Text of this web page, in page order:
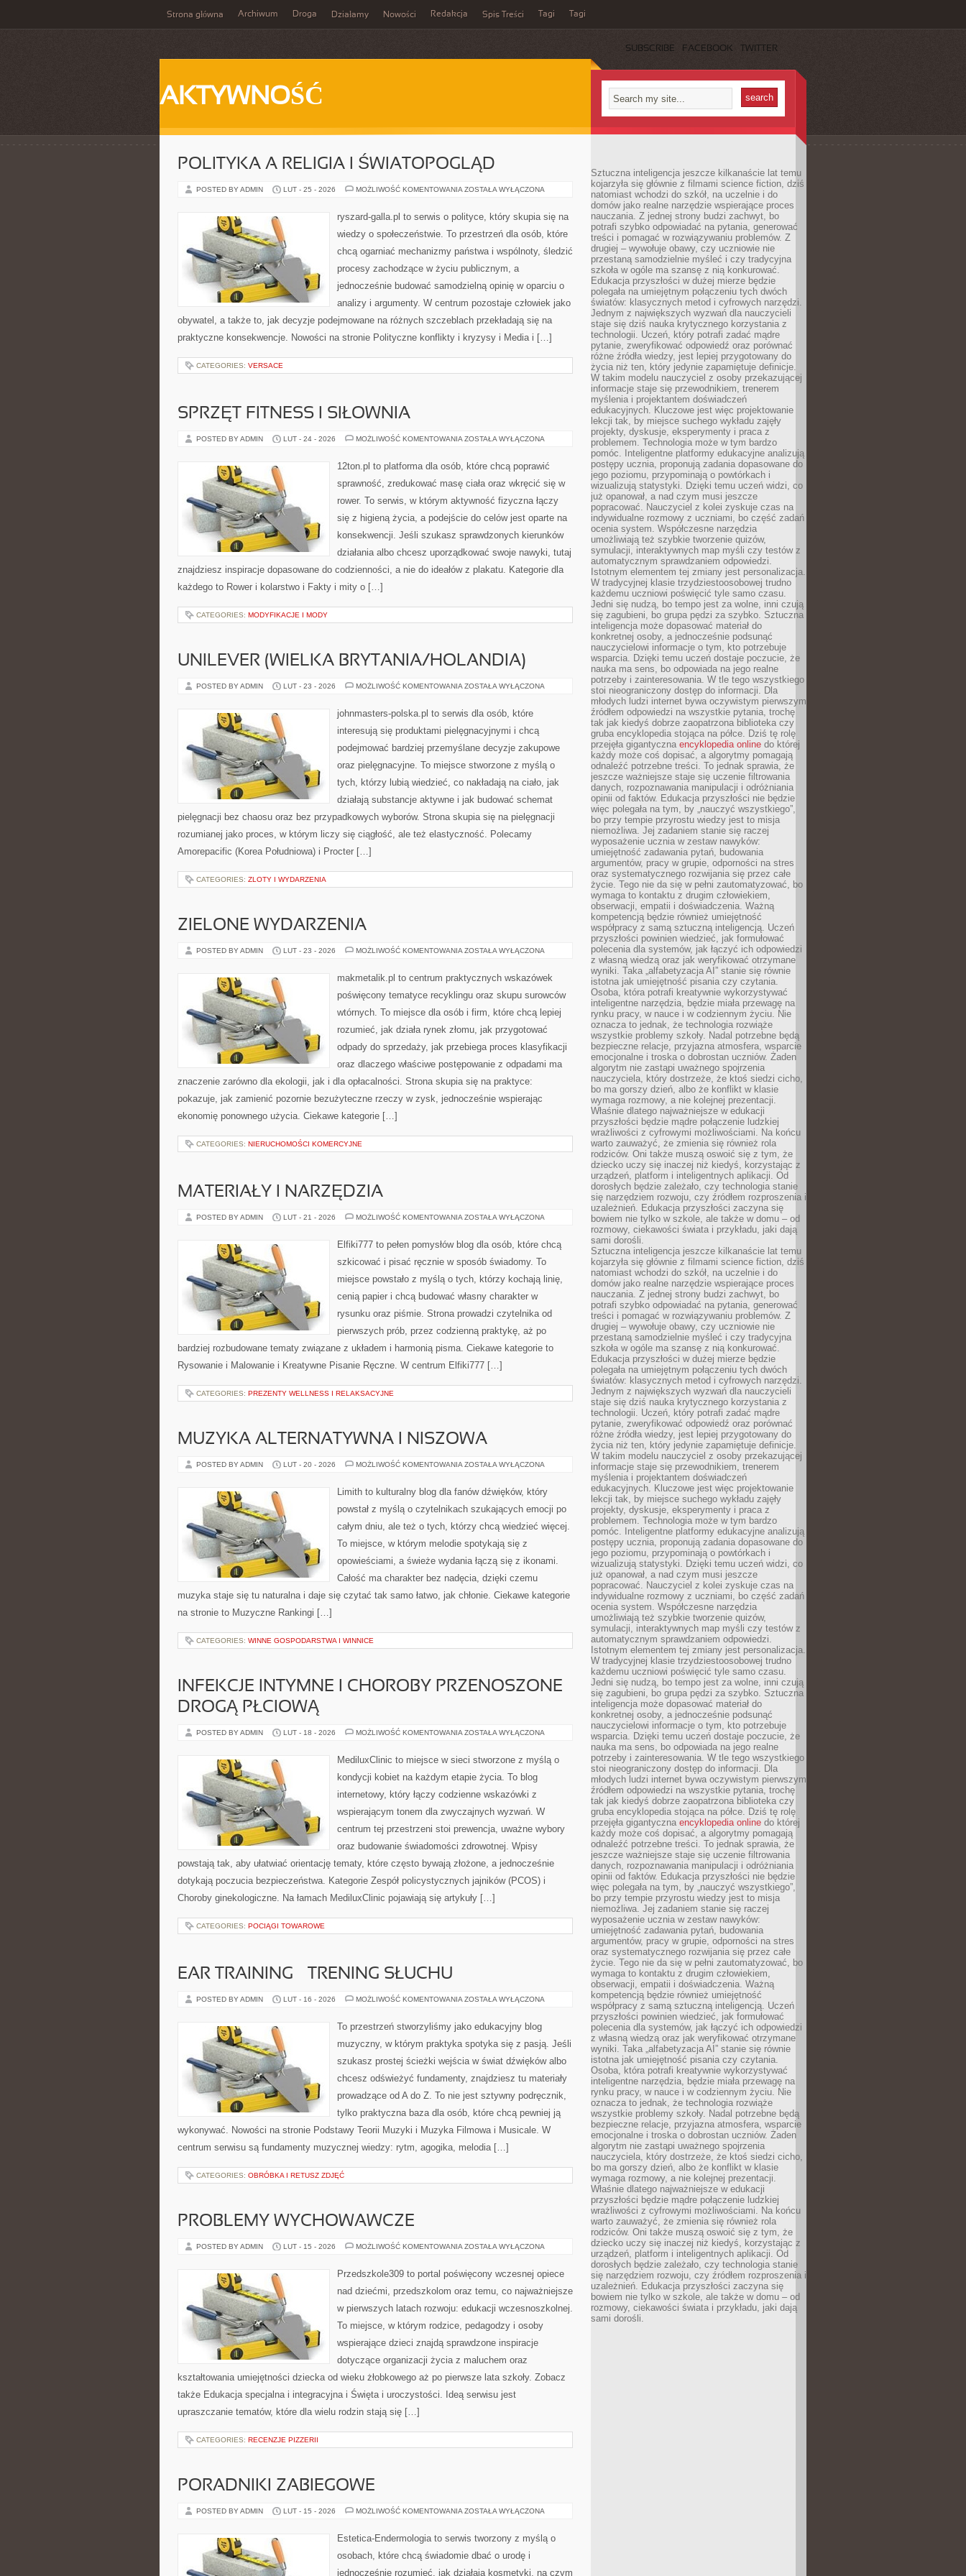
Strona główna Archiwum Droga Działamy Nowości Redakcja Spis Treści Tagi Tagi
SUBSCRIBE FACEBOOK TWITTER
AKTYWNOŚĆ
POLITYKA A RELIGIA I ŚWIATOPOGLĄD
POSTED BY ADMIN LUT - 25 - 2026 MOŻLIWOŚĆ KOMENTOWANIA POLITYKA
I
ŚWIATOPOGLĄD
ZOSTAŁA WYŁĄCZONA
ryszard-galla.pl to serwis o polityce, który skupia się na
wiedzy o społeczeństwie. To przestrzeń dla osób, które
chcą ogarniać mechanizmy państwa i wspólnoty, śledzić
procesy zachodzące w życiu publicznym, a
jednocześnie budować samodzielną opinię w oparciu o
analizy i argumenty. W centrum pozostaje człowiek jako
obywatel, a także to, jak decyzje podejmowane na różnych szczeblach przekładają się na
praktyczne konsekwencje. Nowości na stronie Polityczne konflikty i kryzysy i Media i […]
CATEGORIES: VERSACE
SPRZĘT FITNESS I SIŁOWNIA
POSTED BY ADMIN LUT - 24 - 2026 MOŻLIWOŚĆ KOMENTOWANIA SPRZĘT
SIŁOWNIA
ZOSTAŁA WYŁĄCZONA
12ton.pl to platforma dla osób, które chcą poprawić
sprawność, zredukować masę ciała oraz wkręcić się w
rower. To serwis, w którym aktywność fizyczna łączy
się z higieną życia, a podejście do celów jest oparte na
konsekwencji. Jeśli szukasz sprawdzonych kierunków
działania albo chcesz uporządkować swoje nawyki, tutaj
znajdziesz inspiracje dopasowane do codzienności, a nie do ideałów z plakatu. Kategorie dla
każdego to Rower i kolarstwo i Fakty i mity o […]
CATEGORIES: MODYFIKACJE I MODY
UNILEVER (WIELKA BRYTANIA/HOLANDIA)
POSTED BY ADMIN LUT - 23 - 2026 MOŻLIWOŚĆ KOMENTOWANIA UNILEVER
ZOSTAŁA WYŁĄCZONA
johnmasters-polska.pl to serwis dla osób, które
interesują się produktami pielęgnacyjnymi i chcą
podejmować bardziej przemyślane decyzje zakupowe
oraz pielęgnacyjne. To miejsce stworzone z myślą o
tych, którzy lubią wiedzieć, co nakładają na ciało, jak
działają substancje aktywne i jak budować schemat
pielęgnacji bez chaosu oraz bez przypadkowych wyborów. Strona skupia się na pielęgnacji
rozumianej jako proces, w którym liczy się ciągłość, ale też elastyczność. Polecamy
Amorepacific (Korea Południowa) i Procter […]
CATEGORIES: ZLOTY I WYDARZENIA
ZIELONE WYDARZENIA
POSTED BY ADMIN LUT - 23 - 2026 MOŻLIWOŚĆ KOMENTOWANIA ZIELONE
ZOSTAŁA WYŁĄCZONA
makmetalik.pl to centrum praktycznych wskazówek
poświęcony tematyce recyklingu oraz skupu surowców
wtórnych. To miejsce dla osób i firm, które chcą lepiej
rozumieć, jak działa rynek złomu, jak przygotować
odpady do sprzedaży, jak przebiega proces klasyfikacji
oraz dlaczego właściwe postępowanie z odpadami ma
znaczenie zarówno dla ekologii, jak i dla opłacalności. Strona skupia się na praktyce:
pokazuje, jak zamienić pozornie bezużyteczne rzeczy w zysk, jednocześnie wspierając
ekonomię ponownego użycia. Ciekawe kategorie […]
CATEGORIES: NIERUCHOMOŚCI KOMERCYJNE
MATERIAŁY I NARZĘDZIA
POSTED BY ADMIN LUT - 21 - 2026 MOŻLIWOŚĆ KOMENTOWANIA MATERIAŁY
ZOSTAŁA WYŁĄCZONA
Elfiki777 to pełen pomysłów blog dla osób, które chcą
szkicować i pisać ręcznie w sposób świadomy. To
miejsce powstało z myślą o tych, którzy kochają linię,
cenią papier i chcą budować własny charakter w
rysunku oraz piśmie. Strona prowadzi czytelnika od
pierwszych prób, przez codzienną praktykę, aż po
bardziej rozbudowane tematy związane z układem i harmonią pisma. Ciekawe kategorie to
Rysowanie i Malowanie i Kreatywne Pisanie Ręczne. W centrum Elfiki777 […]
CATEGORIES: PREZENTY WELLNESS I RELAKSACYJNE
MUZYKA ALTERNATYWNA I NISZOWA
POSTED BY ADMIN LUT - 20 - 2026 MOŻLIWOŚĆ KOMENTOWANIA MUZYKA
NISZOWA
ZOSTAŁA WYŁĄCZONA
Limith to kulturalny blog dla fanów dźwięków, który
powstał z myślą o czytelnikach szukających emocji po
całym dniu, ale też o tych, którzy chcą wiedzieć więcej.
To miejsce, w którym melodie spotykają się z
opowieściami, a świeże wydania łączą się z ikonami.
Całość ma charakter bez nadęcia, dzięki czemu
muzyka staje się tu naturalna i daje się czytać tak samo łatwo, jak chłonie. Ciekawe kategorie
na stronie to Muzyczne Rankingi […]
CATEGORIES: WINNE GOSPODARSTWA I WINNICE
INFEKCJE INTYMNE I CHOROBY PRZENOSZONE
DROGĄ PŁCIOWĄ
POSTED BY ADMIN LUT - 18 - 2026 MOŻLIWOŚĆ KOMENTOWANIA INFEKCJE
CHOROBY
PRZENOSZONE
PŁCIOWĄ
ZOSTAŁA WYŁĄCZONA
MediluxClinic to miejsce w sieci stworzone z myślą o
kondycji kobiet na każdym etapie życia. To blog
internetowy, który łączy codzienne wskazówki z
wspierającym tonem dla zwyczajnych wyzwań. W
centrum tej przestrzeni stoi prewencja, uważne wybory
oraz budowanie świadomości zdrowotnej. Wpisy
powstają tak, aby ułatwiać orientację tematy, które często bywają złożone, a jednocześnie
dotykają poczucia bezpieczeństwa. Kategorie Zespół policystycznych jajników (PCOS) i
Choroby ginekologiczne. Na łamach MediluxClinic pojawiają się artykuły […]
CATEGORIES: POCIĄGI TOWAROWE
EAR TRAINING – TRENING SŁUCHU
POSTED BY ADMIN LUT - 16 - 2026 MOŻLIWOŚĆ KOMENTOWANIA EAR
TRENING
SŁUCHU
ZOSTAŁA WYŁĄCZONA
To przestrzeń stworzyliśmy jako edukacyjny blog
muzyczny, w którym praktyka spotyka się z pasją. Jeśli
szukasz prostej ścieżki wejścia w świat dźwięków albo
chcesz odświeżyć fundamenty, znajdziesz tu materiały
prowadzące od A do Z. To nie jest sztywny podręcznik,
tylko praktyczna baza dla osób, które chcą pewniej ją
wykonywać. Nowości na stronie Podstawy Teorii Muzyki i Muzyka Filmowa i Musicale. W
centrum serwisu są fundamenty muzycznej wiedzy: rytm, agogika, melodia […]
CATEGORIES: OBRÓBKA I RETUSZ ZDJĘĆ
PROBLEMY WYCHOWAWCZE
POSTED BY ADMIN LUT - 15 - 2026 MOŻLIWOŚĆ KOMENTOWANIA PROBLEMY
ZOSTAŁA WYŁĄCZONA
Przedszkole309 to portal poświęcony wczesnej opiece
nad dziećmi, przedszkolom oraz temu, co najważniejsze
w pierwszych latach rozwoju: edukacji wczesnoszkolnej.
To miejsce, w którym rodzice, pedagodzy i osoby
wspierające dzieci znajdą sprawdzone inspiracje
dotyczące organizacji życia z maluchem oraz
kształtowania umiejętności dziecka od wieku żłobkowego aż po pierwsze lata szkoły. Zobacz
także Edukacja specjalna i integracyjna i Święta i uroczystości. Ideą serwisu jest
upraszczanie tematów, które dla wielu rodzin stają się […]
CATEGORIES: RECENZJE PIZZERII
PORADNIKI ZABIEGOWE
POSTED BY ADMIN LUT - 15 - 2026 MOŻLIWOŚĆ KOMENTOWANIA PORADNIKI
ZOSTAŁA WYŁĄCZONA
Estetica-Endermologia to serwis tworzony z myślą o
osobach, które chcą świadomie dbać o urodę i
jednocześnie rozumieć, jak działają kosmetyki, na czym
Sztuczna inteligencja jeszcze kilkanaście lat temu
kojarzyła się głównie z filmami science fiction, dziś
natomiast wchodzi do szkół, na uczelnie i do
domów jako realne narzędzie wspierające proces
nauczania. Z jednej strony budzi zachwyt, bo
potrafi szybko odpowiadać na pytania, generować
treści i pomagać w rozwiązywaniu problemów. Z
drugiej – wywołuje obawy, czy uczniowie nie
przestaną samodzielnie myśleć i czy tradycyjna
szkoła w ogóle ma szansę z nią konkurować.
Edukacja przyszłości w dużej mierze będzie
polegała na umiejętnym połączeniu tych dwóch
światów: klasycznych metod i cyfrowych narzędzi.
Jednym z największych wyzwań dla nauczycieli
staje się dziś nauka krytycznego korzystania z
technologii. Uczeń, który potrafi zadać mądre
pytanie, zweryfikować odpowiedź oraz porównać
różne źródła wiedzy, jest lepiej przygotowany do
życia niż ten, który jedynie zapamiętuje definicje.
W takim modelu nauczyciel z osoby przekazującej
informacje staje się przewodnikiem, trenerem
myślenia i projektantem doświadczeń
edukacyjnych. Kluczowe jest więc projektowanie
lekcji tak, by miejsce suchego wykładu zajęły
projekty, dyskusje, eksperymenty i praca z
problemem. Technologia może w tym bardzo
pomóc. Inteligentne platformy edukacyjne analizują
postępy ucznia, proponują zadania dopasowane do
jego poziomu, przypominają o powtórkach i
wizualizują statystyki. Dzięki temu uczeń widzi, co
już opanował, a nad czym musi jeszcze
popracować. Nauczyciel z kolei zyskuje czas na
indywidualne rozmowy z uczniami, bo część zadań
ocenia system. Współczesne narzędzia
umożliwiają też szybkie tworzenie quizów,
symulacji, interaktywnych map myśli czy testów z
automatycznym sprawdzaniem odpowiedzi.
Istotnym elementem tej zmiany jest personalizacja.
W tradycyjnej klasie trzydziestoosobowej trudno
każdemu uczniowi poświęcić tyle samo czasu.
Jedni się nudzą, bo tempo jest za wolne, inni czują
się zagubieni, bo grupa pędzi za szybko. Sztuczna
inteligencja może dopasować materiał do
konkretnej osoby, a jednocześnie podsunąć
nauczycielowi informacje o tym, kto potrzebuje
wsparcia. Dzięki temu uczeń dostaje poczucie, że
nauka ma sens, bo odpowiada na jego realne
potrzeby i zainteresowania. W tle tego wszystkiego
stoi nieograniczony dostęp do informacji. Dla
młodych ludzi internet bywa oczywistym pierwszym
źródłem odpowiedzi na wszystkie pytania, trochę
tak jak kiedyś dobrze zaopatrzona biblioteka czy
gruba encyklopedia stojąca na półce. Dziś tę rolę
przejęła gigantyczna encyklopedia online do której
każdy może coś dopisać, a algorytmy pomagają
odnaleźć potrzebne treści. To jednak sprawia, że
jeszcze ważniejsze staje się uczenie filtrowania
danych, rozpoznawania manipulacji i odróżniania
opinii od faktów. Edukacja przyszłości nie będzie
więc polegała na tym, by „nauczyć wszystkiego”,
bo przy tempie przyrostu wiedzy jest to misja
niemożliwa. Jej zadaniem stanie się raczej
wyposażenie ucznia w zestaw nawyków:
umiejętność zadawania pytań, budowania
argumentów, pracy w grupie, odporności na stres
oraz systematycznego rozwijania się przez całe
życie. Tego nie da się w pełni zautomatyzować, bo
wymaga to kontaktu z drugim człowiekiem,
obserwacji, empatii i doświadczenia. Ważną
kompetencją będzie również umiejętność
współpracy z samą sztuczną inteligencją. Uczeń
przyszłości powinien wiedzieć, jak formułować
polecenia dla systemów, jak łączyć ich odpowiedzi
z własną wiedzą oraz jak weryfikować otrzymane
wyniki. Taka „alfabetyzacja AI” stanie się równie
istotna jak umiejętność pisania czy czytania.
Osoba, która potrafi kreatywnie wykorzystywać
inteligentne narzędzia, będzie miała przewagę na
rynku pracy, w nauce i w codziennym życiu. Nie
oznacza to jednak, że technologia rozwiąże
wszystkie problemy szkoły. Nadal potrzebne będą
bezpieczne relacje, przyjazna atmosfera, wsparcie
emocjonalne i troska o dobrostan uczniów. Żaden
algorytm nie zastąpi uważnego spojrzenia
nauczyciela, który dostrzeże, że ktoś siedzi cicho,
bo ma gorszy dzień, albo że konflikt w klasie
wymaga rozmowy, a nie kolejnej prezentacji.
Właśnie dlatego najważniejsze w edukacji
przyszłości będzie mądre połączenie ludzkiej
wrażliwości z cyfrowymi możliwościami. Na końcu
warto zauważyć, że zmienia się również rola
rodziców. Oni także muszą oswoić się z tym, że
dziecko uczy się inaczej niż kiedyś, korzystając z
urządzeń, platform i inteligentnych aplikacji. Od
dorosłych będzie zależało, czy technologia stanie
się narzędziem rozwoju, czy źródłem rozproszenia i
uzależnień. Edukacja przyszłości zaczyna się
bowiem nie tylko w szkole, ale także w domu – od
rozmowy, ciekawości świata i przykładu, jaki dają
sami dorośli.
Sztuczna inteligencja jeszcze kilkanaście lat temu
kojarzyła się głównie z filmami science fiction, dziś
natomiast wchodzi do szkół, na uczelnie i do
domów jako realne narzędzie wspierające proces
nauczania. Z jednej strony budzi zachwyt, bo
potrafi szybko odpowiadać na pytania, generować
treści i pomagać w rozwiązywaniu problemów. Z
drugiej – wywołuje obawy, czy uczniowie nie
przestaną samodzielnie myśleć i czy tradycyjna
szkoła w ogóle ma szansę z nią konkurować.
Edukacja przyszłości w dużej mierze będzie
polegała na umiejętnym połączeniu tych dwóch
światów: klasycznych metod i cyfrowych narzędzi.
Jednym z największych wyzwań dla nauczycieli
staje się dziś nauka krytycznego korzystania z
technologii. Uczeń, który potrafi zadać mądre
pytanie, zweryfikować odpowiedź oraz porównać
różne źródła wiedzy, jest lepiej przygotowany do
życia niż ten, który jedynie zapamiętuje definicje.
W takim modelu nauczyciel z osoby przekazującej
informacje staje się przewodnikiem, trenerem
myślenia i projektantem doświadczeń
edukacyjnych. Kluczowe jest więc projektowanie
lekcji tak, by miejsce suchego wykładu zajęły
projekty, dyskusje, eksperymenty i praca z
problemem. Technologia może w tym bardzo
pomóc. Inteligentne platformy edukacyjne analizują
postępy ucznia, proponują zadania dopasowane do
jego poziomu, przypominają o powtórkach i
wizualizują statystyki. Dzięki temu uczeń widzi, co
już opanował, a nad czym musi jeszcze
popracować. Nauczyciel z kolei zyskuje czas na
indywidualne rozmowy z uczniami, bo część zadań
ocenia system. Współczesne narzędzia
umożliwiają też szybkie tworzenie quizów,
symulacji, interaktywnych map myśli czy testów z
automatycznym sprawdzaniem odpowiedzi.
Istotnym elementem tej zmiany jest personalizacja.
W tradycyjnej klasie trzydziestoosobowej trudno
każdemu uczniowi poświęcić tyle samo czasu.
Jedni się nudzą, bo tempo jest za wolne, inni czują
się zagubieni, bo grupa pędzi za szybko. Sztuczna
inteligencja może dopasować materiał do
konkretnej osoby, a jednocześnie podsunąć
nauczycielowi informacje o tym, kto potrzebuje
wsparcia. Dzięki temu uczeń dostaje poczucie, że
nauka ma sens, bo odpowiada na jego realne
potrzeby i zainteresowania. W tle tego wszystkiego
stoi nieograniczony dostęp do informacji. Dla
młodych ludzi internet bywa oczywistym pierwszym
źródłem odpowiedzi na wszystkie pytania, trochę
tak jak kiedyś dobrze zaopatrzona biblioteka czy
gruba encyklopedia stojąca na półce. Dziś tę rolę
przejęła gigantyczna encyklopedia online do której
każdy może coś dopisać, a algorytmy pomagają
odnaleźć potrzebne treści. To jednak sprawia, że
jeszcze ważniejsze staje się uczenie filtrowania
danych, rozpoznawania manipulacji i odróżniania
opinii od faktów. Edukacja przyszłości nie będzie
więc polegała na tym, by „nauczyć wszystkiego”,
bo przy tempie przyrostu wiedzy jest to misja
niemożliwa. Jej zadaniem stanie się raczej
wyposażenie ucznia w zestaw nawyków:
umiejętność zadawania pytań, budowania
argumentów, pracy w grupie, odporności na stres
oraz systematycznego rozwijania się przez całe
życie. Tego nie da się w pełni zautomatyzować, bo
wymaga to kontaktu z drugim człowiekiem,
obserwacji, empatii i doświadczenia. Ważną
kompetencją będzie również umiejętność
współpracy z samą sztuczną inteligencją. Uczeń
przyszłości powinien wiedzieć, jak formułować
polecenia dla systemów, jak łączyć ich odpowiedzi
z własną wiedzą oraz jak weryfikować otrzymane
wyniki. Taka „alfabetyzacja AI” stanie się równie
istotna jak umiejętność pisania czy czytania.
Osoba, która potrafi kreatywnie wykorzystywać
inteligentne narzędzia, będzie miała przewagę na
rynku pracy, w nauce i w codziennym życiu. Nie
oznacza to jednak, że technologia rozwiąże
wszystkie problemy szkoły. Nadal potrzebne będą
bezpieczne relacje, przyjazna atmosfera, wsparcie
emocjonalne i troska o dobrostan uczniów. Żaden
algorytm nie zastąpi uważnego spojrzenia
nauczyciela, który dostrzeże, że ktoś siedzi cicho,
bo ma gorszy dzień, albo że konflikt w klasie
wymaga rozmowy, a nie kolejnej prezentacji.
Właśnie dlatego najważniejsze w edukacji
przyszłości będzie mądre połączenie ludzkiej
wrażliwości z cyfrowymi możliwościami. Na końcu
warto zauważyć, że zmienia się również rola
rodziców. Oni także muszą oswoić się z tym, że
dziecko uczy się inaczej niż kiedyś, korzystając z
urządzeń, platform i inteligentnych aplikacji. Od
dorosłych będzie zależało, czy technologia stanie
się narzędziem rozwoju, czy źródłem rozproszenia i
uzależnień. Edukacja przyszłości zaczyna się
bowiem nie tylko w szkole, ale także w domu – od
rozmowy, ciekawości świata i przykładu, jaki dają
sami dorośli.